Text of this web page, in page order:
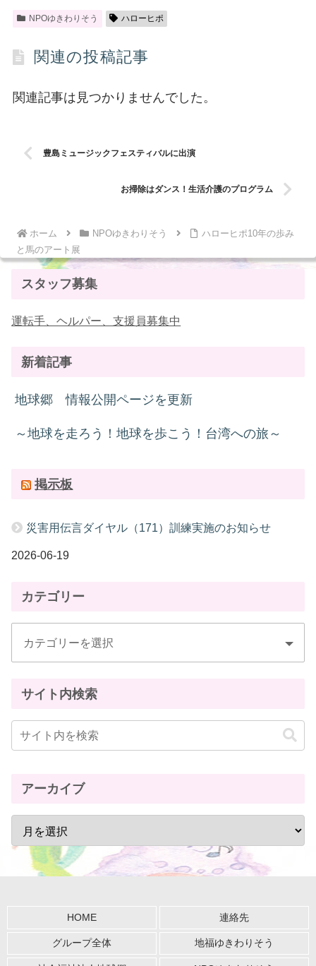
NPOゆきわりそう ハローヒポ
関連の投稿記事
関連記事は見つかりませんでした。
豊島ミュージックフェスティバルに出演
お掃除はダンス！生活介護のプログラム
ホーム NPOゆきわりそう
ハローヒポ10年の歩み
と馬のアート展
スタッフ募集
運転手、ヘルパー、支援員募集中
新着記事
地球郷 情報公開ページを更新
～地球を走ろう！地球を歩こう！台湾への旅～
掲示板
災害用伝言ダイヤル（171）訓練実施のお知らせ
2026-06-19
カテゴリー
サイト内検索
アーカイブ
HOME 連絡先
グループ全体 地福ゆきわりそう